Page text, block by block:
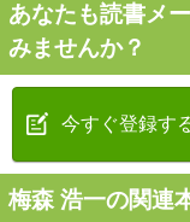
あなたも読書メ
みませんか？
今すぐ登録す
梅森 浩一の関連